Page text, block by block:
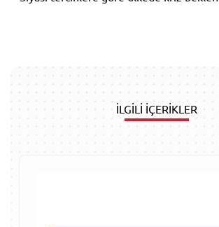
İLGİLİ İÇERİKLER